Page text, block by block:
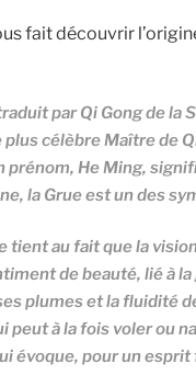
fait découvrir
par Qi Gong de la
plus célèbre Maître de
He Ming,
la Grue est un des
tient au fait que la
de beauté, lié à
plumes et la fluidité
peut à la fois voler ou
évoque, pour un